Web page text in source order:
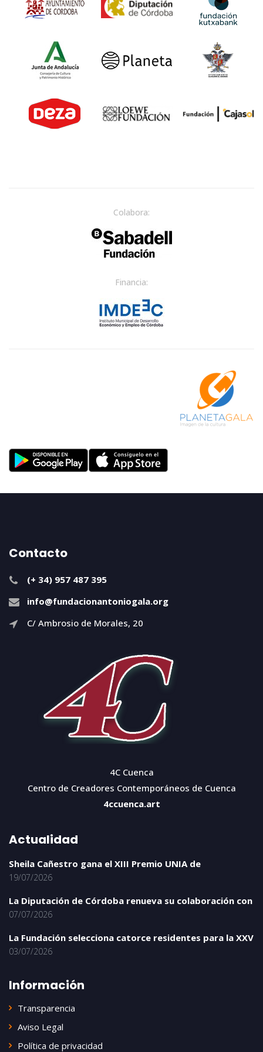
Colabora:
Financia:
Contacto
(+ 34) 957 487 395
info@fundacionantoniogala.org
C/ Ambrosio de Morales, 20
4C Cuenca
Centro de Creadores Contemporáneos de Cuenca
4ccuenca.art
Actualidad
Sheila Cañestro gana el XIII Premio UNIA de
19/07/2026
La Diputación de Córdoba renueva su colaboración con
07/07/2026
La Fundación selecciona catorce residentes para la XXV
03/07/2026
Información
Transparencia
Aviso Legal
Política de privacidad